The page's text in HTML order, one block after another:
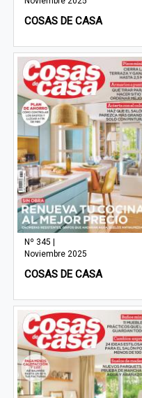
COSAS DE CASA
Nº 345 |
Noviembre 2025
COSAS DE CASA